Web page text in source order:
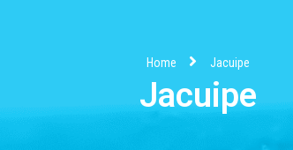
Home Jacuipe
Jacuipe